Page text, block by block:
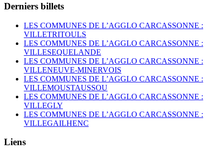
Derniers billets
LES COMMUNES DE L’AGGLO CARCASSONNE :
VILLETRITOULS
LES COMMUNES DE L’AGGLO CARCASSONNE :
VILLESEQUELANDE
LES COMMUNES DE L’AGGLO CARCASSONNE :
VILLENEUVE-MINERVOIS
LES COMMUNES DE L’AGGLO CARCASSONNE :
VILLEMOUSTAUSSOU
LES COMMUNES DE L’AGGLO CARCASSONNE :
VILLEGLY
LES COMMUNES DE L’AGGLO CARCASSONNE :
VILLEGAILHENC
Liens